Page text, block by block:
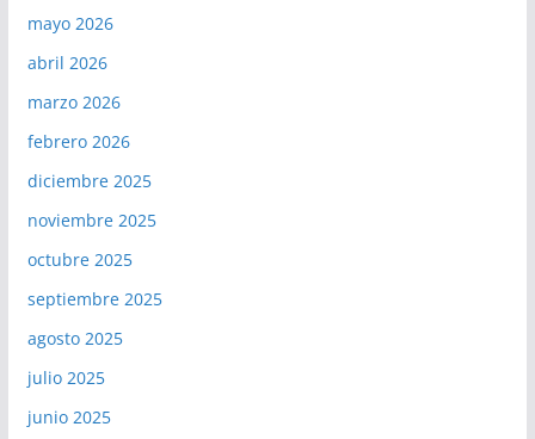
mayo 2026
abril 2026
marzo 2026
febrero 2026
diciembre 2025
noviembre 2025
octubre 2025
septiembre 2025
agosto 2025
julio 2025
junio 2025